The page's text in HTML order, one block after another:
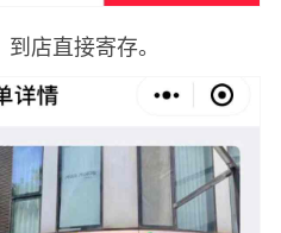
店直接寄存。